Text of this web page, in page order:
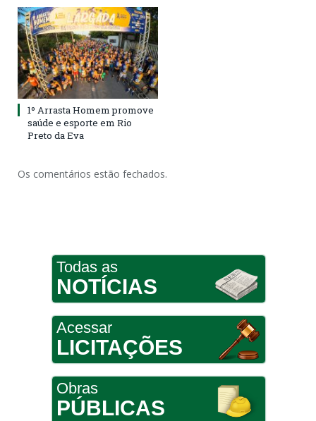
1º Arrasta Homem promove
saúde e esporte em Rio
Preto da Eva
Os comentários estão fechados.
Todas as
NOTÍCIAS
Acessar
LICITAÇÕES
Obras
PÚBLICAS